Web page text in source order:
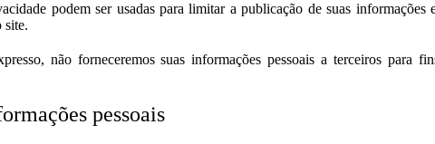
podem ser usadas para limitar a publicação de suas
site.
não forneceremos suas informações pessoais a terceiros para
pessoais